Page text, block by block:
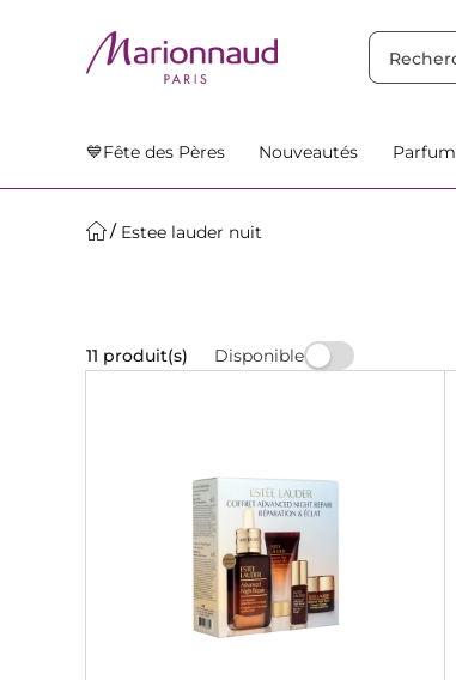
💙Fête des Pères Nouveautés Parfum
Estee lauder nuit
11 produit(s) Disponible